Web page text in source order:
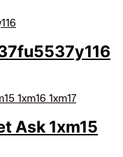
Ask 1xm15